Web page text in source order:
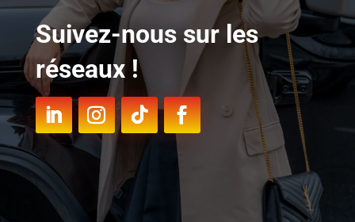
Suivez-nous sur les
réseaux !